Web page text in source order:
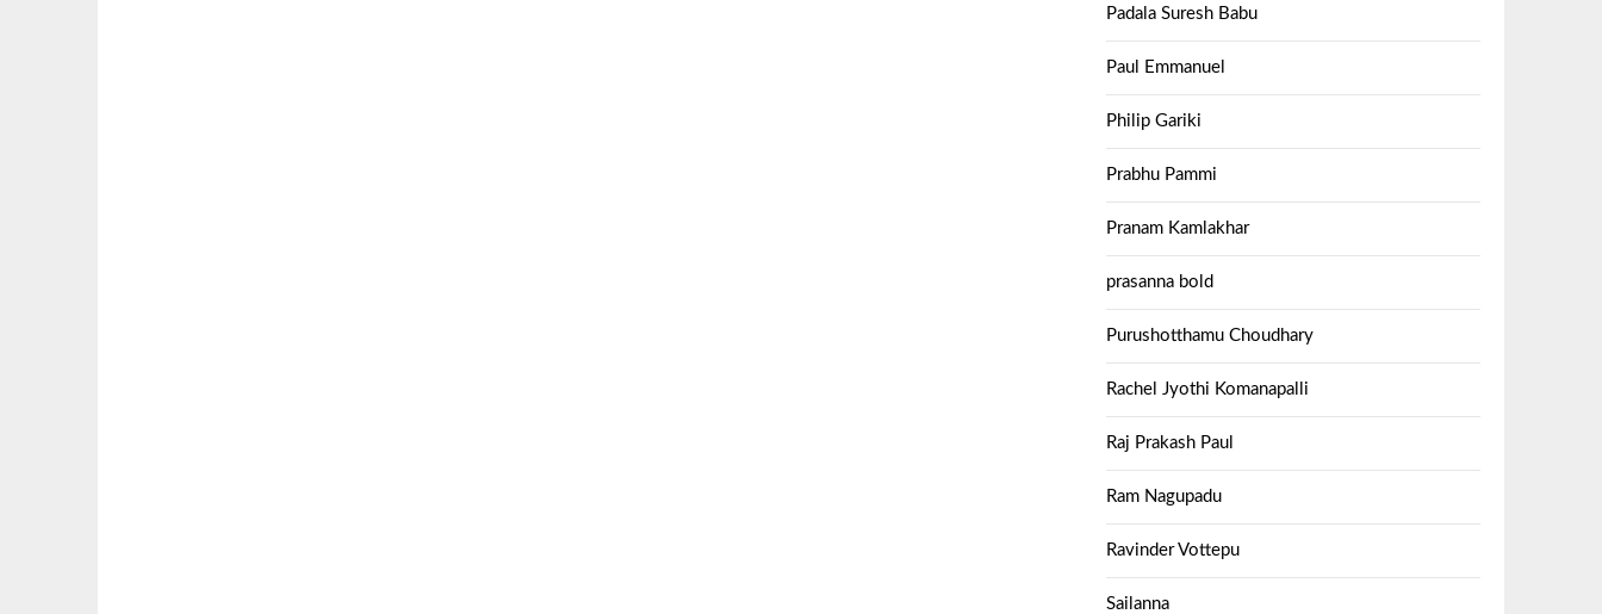
Padala Suresh Babu
Paul Emmanuel
Philip Gariki
Prabhu Pammi
Pranam Kamlakhar
prasanna bold
Purushotthamu Choudhary
Rachel Jyothi Komanapalli
Raj Prakash Paul
Ram Nagupadu
Ravinder Vottepu
Sailanna